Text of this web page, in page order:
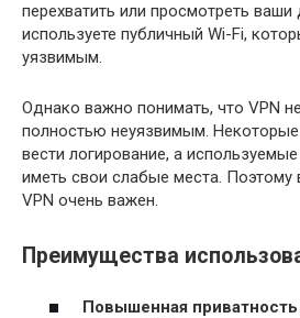
перехватить или просмотреть
используете публичный Wi-Fi,
уязвимым.
Однако важно понимать, что VPN
полностью неуязвимым.
вести логирование, а
иметь свои слабые места.
VPN очень важен.
Преимущества
Повышенная